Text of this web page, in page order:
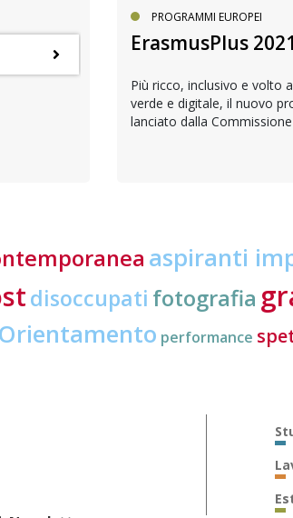
PROGRAMMI EUROPEI
ErasmusPlus
Più ricco, inclusivo e volto
verde e digitale, il nuovo
lanciato dalla
aspiranti
disoccupati fotografia
Orientamento performance